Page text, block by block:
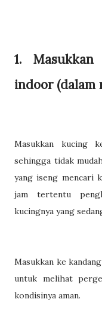
1.
indoor (dalam
Masukkan kucing
sehingga tidak
yang iseng mencari
jam tertentu
kucingnya yang
Masukkan ke
untuk melihat
kondisinya aman.